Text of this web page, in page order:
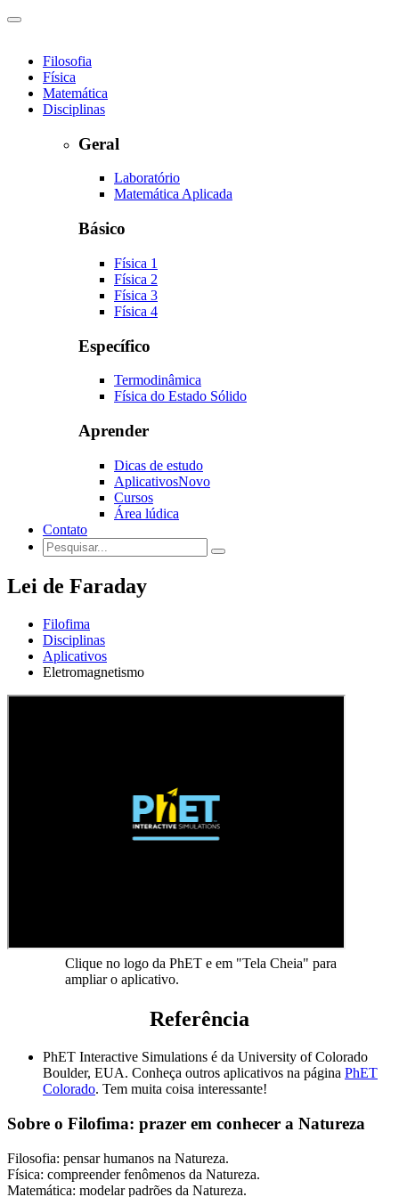
Filosofia
Física
Matemática
Disciplinas
Geral
Laboratório
Matemática Aplicada
Básico
Física 1
Física 2
Física 3
Física 4
Específico
Termodinâmica
Física do Estado Sólido
Aprender
Dicas de estudo
AplicativosNovo
Cursos
Área lúdica
Contato
Lei de Faraday
Filofima
Disciplinas
Aplicativos
Eletromagnetismo
Clique no logo da PhET e em "Tela Cheia" para
ampliar o aplicativo.
Referência
PhET Interactive Simulations é da University of Colorado
Boulder, EUA. Conheça outros aplicativos na página PhET
Colorado. Tem muita coisa interessante!
Sobre o Filofima: prazer em conhecer a Natureza
Filosofia: pensar humanos na Natureza.
Física: compreender fenômenos da Natureza.
Matemática: modelar padrões da Natureza.